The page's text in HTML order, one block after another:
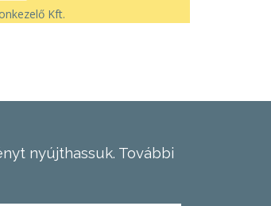
Kft.
nyújthassuk. További